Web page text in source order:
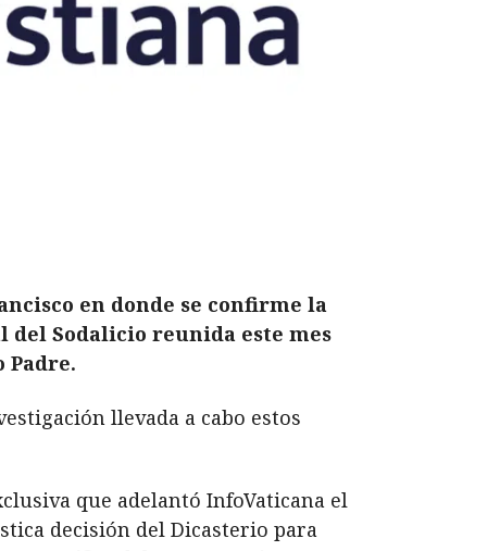
en donde se confirme la
Sodalicio reunida este mes
Padre.
llevada a cabo estos
que adelantó InfoVaticana el
decisión del Dicasterio para